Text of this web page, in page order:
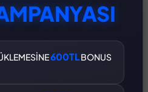
600TLBONUS